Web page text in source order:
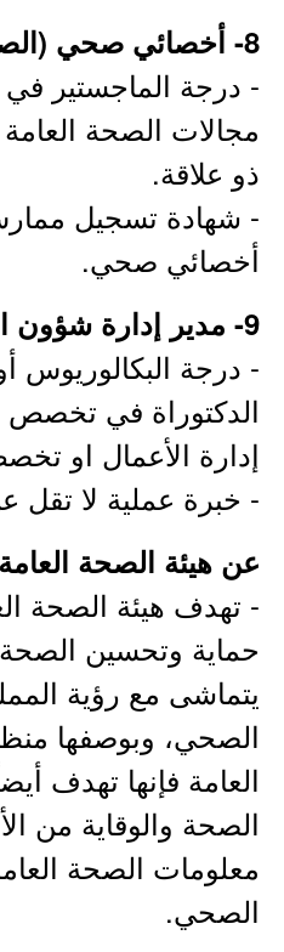
8- أخصائي صحي (الصحة العامة البيئية):
- درجة الماجستير
مجالات الصحة
ذو علاقة.
- شهادة تسجيل
أخصائي صحي.
9- مدير إدارة شؤون المناطق:
- درجة البكالوريوس
الدكتوراة في تخصص
إدارة الأعمال او
- خبرة عملية لا تقل عن 4
عن هيئة الصحة
- تهدف هيئة الصحة
حماية وتحسين الصحة
الصحي، وبوصفها
العامة فإنها تهدف
الصحة والوقاية من
معلومات الصحة
الصحي.